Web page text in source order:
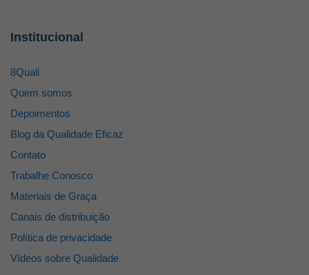
Institucional
8Quali
Quem somos
Depoimentos
Blog da Qualidade Eficaz
Contato
Trabalhe Conosco
Materiais de Graça
Canais de distribuição
Política de privacidade
Vídeos sobre Qualidade